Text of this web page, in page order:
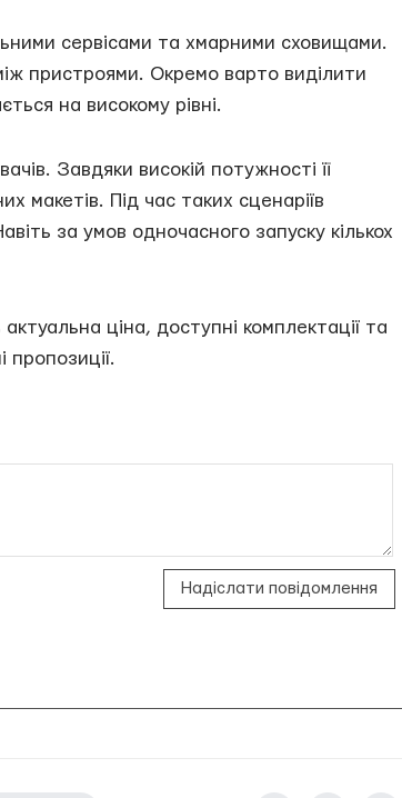
сервісами та хмарними сховищами.
пристроями. Окремо варто виділити
на високому рівні.
Завдяки високій потужності її
макетів. Під час таких сценаріїв
за умов одночасного запуску кількох
ціна, доступні комплектації та
Надіслати повідомлення